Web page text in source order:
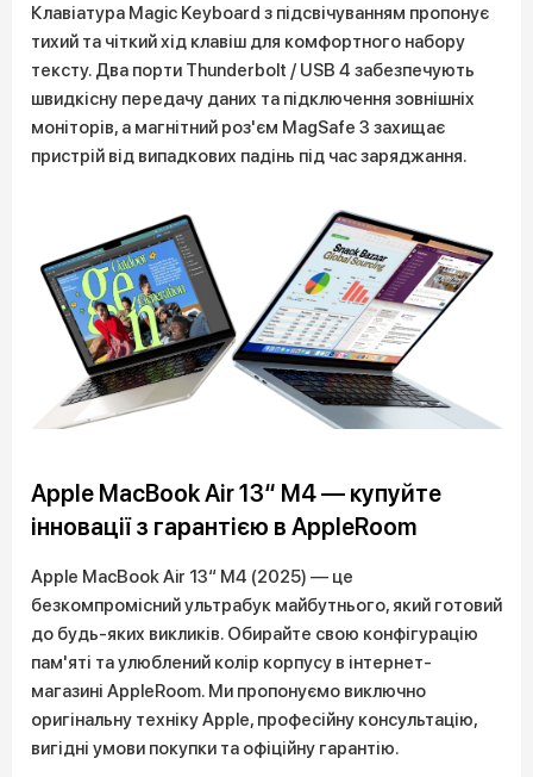
Клавіатура Magic Keyboard з підсвічуванням пропонує
тихий та чіткий хід клавіш для комфортного набору
тексту. Два порти Thunderbolt / USB 4 забезпечують
швидкісну передачу даних та підключення зовнішніх
моніторів, а магнітний роз'єм MagSafe 3 захищає
пристрій від випадкових падінь під час заряджання.
Apple MacBook Air 13“ M4 — купуйте
інновації з гарантією в AppleRoom
Apple MacBook Air 13“ M4 (2025) — це
безкомпромісний ультрабук майбутнього, який готовий
до будь-яких викликів. Обирайте свою конфігурацію
пам'яті та улюблений колір корпусу в інтернет-
магазині AppleRoom. Ми пропонуємо виключно
оригінальну техніку Apple, професійну консультацію,
вигідні умови покупки та офіційну гарантію.